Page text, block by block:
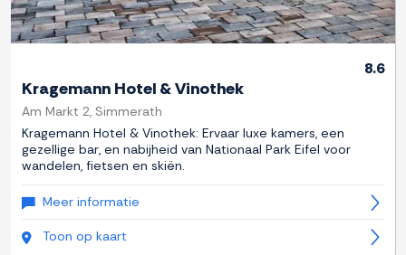
8.6
Kragemann Hotel & Vinothek
Am Markt 2, Simmerath
Kragemann Hotel & Vinothek: Ervaar luxe kamers, een
gezellige bar, en nabijheid van Nationaal Park Eifel voor
wandelen, fietsen en skiën.
Meer informatie
Toon op kaart